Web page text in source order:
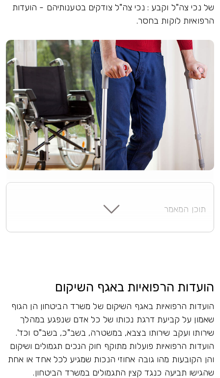
של נכי צה"ל וקבע : נכי צה"ל צודקים בטענותיהם - הועדות
הרפואיות לוקות בחסר.
תוכן המאמר
הועדות הרפואיות באגף השיקום
הועדות הרפואיות באגף השיקום של משרד הביטחון הן הגוף
שאמון על קביעת דרגת נכותו של כל אדם שנפגע במהלך
שירותו ועקב שירותו בצבא, במשטרה, בשב"כ, בשב"ס וכד'.
הועדות הרפואיות פועלות מתוקף חוק הנכים תגמולים ושיקום
והן הקובעות מהו גובה אחוזי הנכות שמגיע לכל אחד או אחת
שהגישו תביעה כנגד קצין התגמולים במשרד הביטחון.